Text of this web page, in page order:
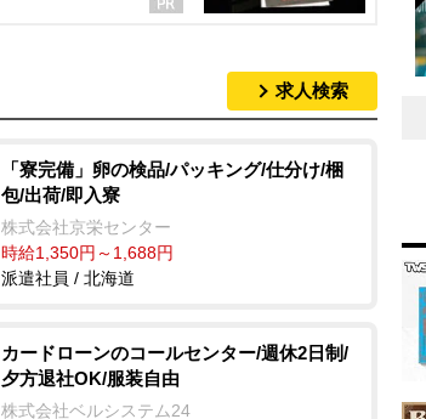
求人検索
「寮完備」卵の検品/パッキング/仕分け/梱
包/出荷/即入寮
株式会社京栄センター
時給1,350円～1,688円
派遣社員 / 北海道
カードローンのコールセンター/週休2日制/
夕方退社OK/服装自由
株式会社ベルシステム24